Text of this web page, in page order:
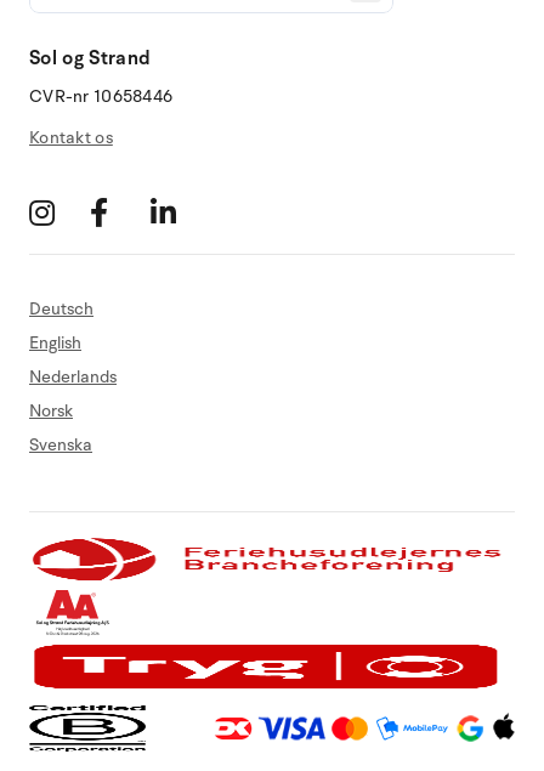
Sol og Strand
CVR-nr 10658446
Kontakt os
Deutsch
English
Nederlands
Norsk
Svenska